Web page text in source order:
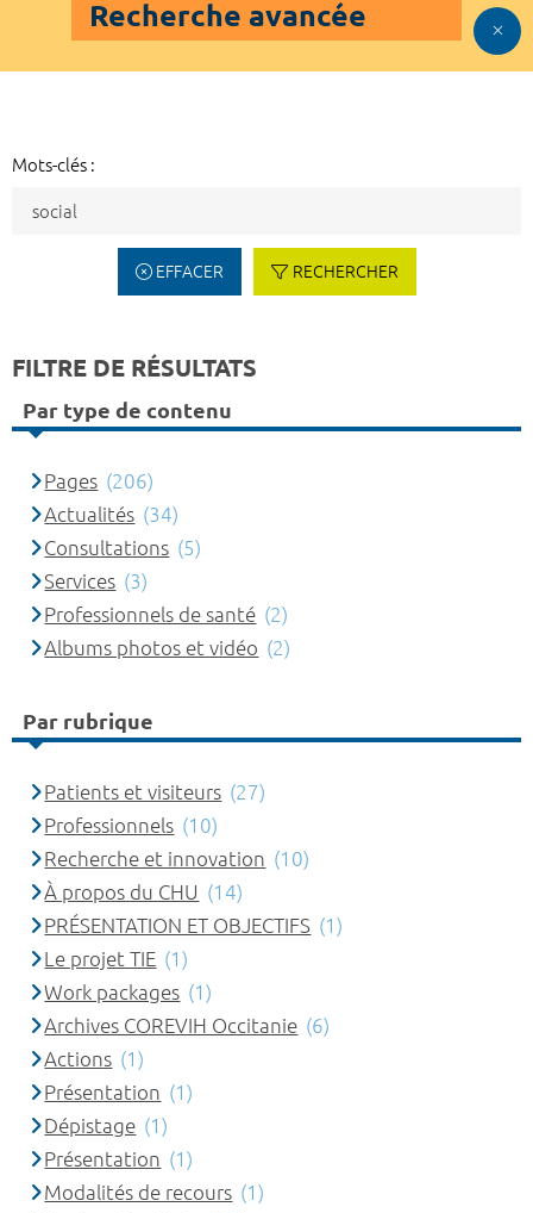
Recherche avancée
Mots-clés :
EFFACER RECHERCHER
FILTRE DE RÉSULTATS
Par type de contenu
Pages (206)
Actualités (34)
Consultations (5)
Services (3)
Professionnels de santé (2)
Albums photos et vidéo (2)
Par rubrique
Patients et visiteurs (27)
Professionnels (10)
Recherche et innovation (10)
À propos du CHU (14)
PRÉSENTATION ET OBJECTIFS (1)
Le projet TIE (1)
Work packages (1)
Archives COREVIH Occitanie (6)
Actions (1)
Présentation (1)
Dépistage (1)
Présentation (1)
Modalités de recours (1)